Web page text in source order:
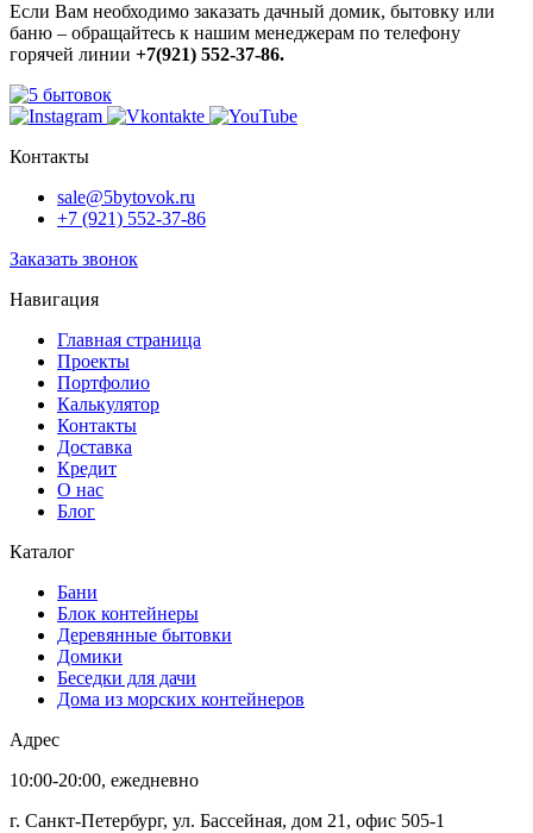
Если Вам необходимо заказать дачный домик, бытовку или
баню – обращайтесь к нашим менеджерам по телефону
горячей линии +7(921) 552-37-86.
Контакты
sale@5bytovok.ru
+7 (921) 552-37-86
Заказать звонок
Навигация
Главная страница
Проекты
Портфолио
Калькулятор
Контакты
Доставка
Кредит
О нас
Блог
Каталог
Бани
Блок контейнеры
Деревянные бытовки
Домики
Беседки для дачи
Дома из морских контейнеров
Адрес
10:00-20:00, ежедневно
г. Санкт-Петербург, ул. Бассейная, дом 21, офис 505-1